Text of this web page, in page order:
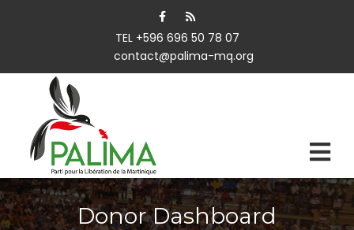
TEL +596 696 50 78 07
contact@palima-mq.org
Donor Dashboard